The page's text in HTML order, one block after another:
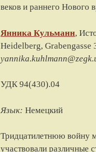
веков и раннего Нового
Янника Кульманн,
Heidelberg, Grabengasse
УДК 94(430).04
Язык: Немецкий
Тридцатилетнюю войну
участвовали различные